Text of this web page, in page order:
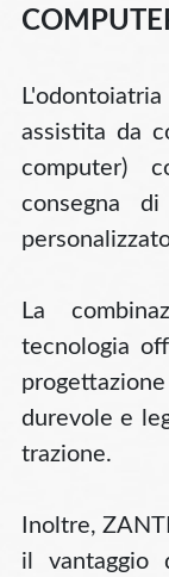
assistita da
computer)
consegna
La
tecnologia
durevole e
trazione.
Inoltre,
il